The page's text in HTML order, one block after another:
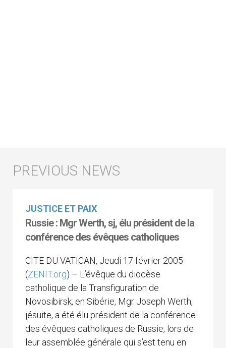
JUSTICE ET PAIX
Russie : Mgr Werth, sj, élu président de la
conférence des évêques catholiques
CITE DU VATICAN, Jeudi 17 février 2005
(ZENIT.org) – L’évêque du diocèse
catholique de la Transfiguration de
Novosibirsk, en Sibérie, Mgr Joseph Werth,
jésuite, a été élu président de la conférence
des évêques catholiques de Russie, lors de
leur assemblée générale qui s’est tenu en